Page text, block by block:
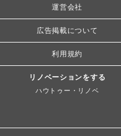
運営会社
広告掲載について
利用規約
リノベーションをする
ハウトゥー・リノベ